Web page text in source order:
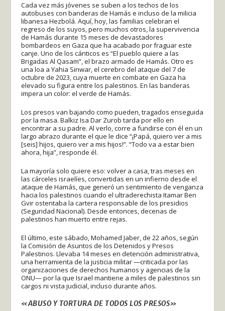
Cada vez más jóvenes se suben a los techos de los
autobuses con banderas de Hamás e incluso de la milicia
libanesa Hezbolá. Aquí, hoy, las familias celebran el
regreso de los suyos, pero muchos otros, la supervivencia
de Hamás durante 15 meses de devastadores
bombardeos en Gaza que ha acabado por fraguar este
canje. Uno de los cánticos es “El pueblo quiere a las
Brigadas Al Qasam”, el brazo armado de Hamás. Otro es
una loa a Yahia Sinwar, el cerebro del ataque del 7 de
octubre de 2023, cuya muerte en combate en Gaza ha
elevado su figura entre los palestinos. En las banderas
impera un color: el verde de Hamás.
Los presos van bajando como pueden, tragados enseguida
por la masa. Balkiz Isa Dar Zurob tarda por ello en
encontrar a su padre. Al verlo, corre a fundirse con él en un
largo abrazo durante el que le dice “¡Papá, quiero ver a mis
[seis] hijos, quiero ver a mis hijos!”. “Todo va a estar bien
ahora, hija”, responde él.
La mayoría solo quiere eso: volver a casa, tras meses en
las cárceles israelíes, convertidas en un infierno desde el
ataque de Hamás, que generó un sentimiento de venganza
hacia los palestinos cuando el ultraderechista Itamar Ben
Gvir ostentaba la cartera responsable de los presidios
(Seguridad Nacional). Desde entonces, decenas de
palestinos han muerto entre rejas.
El último, este sábado, Mohamed Jaber, de 22 años, según
la Comisión de Asuntos de los Detenidos y Presos
Palestinos. Llevaba 14 meses en detención administrativa,
una herramienta de la justicia militar —criticada por las
organizaciones de derechos humanos y agencias de la
ONU— por la que Israel mantiene a miles de palestinos sin
cargos ni vista judicial, incluso durante años.
«ABUSO Y TORTURA DE TODOS LOS PRESOS»